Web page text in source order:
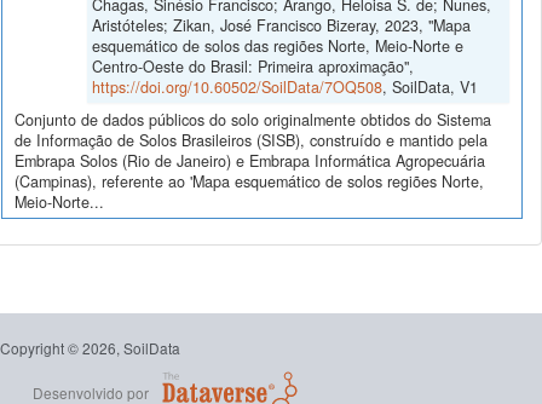
Chagas, Sinésio Francisco; Arango, Heloisa S. de; Nunes,
Aristóteles; Zikan, José Francisco Bizeray, 2023, "Mapa
esquemático de solos das regiões Norte, Meio-Norte e
Centro-Oeste do Brasil: Primeira aproximação",
https://doi.org/10.60502/SoilData/7OQ508, SoilData, V1
Conjunto de dados públicos do solo originalmente obtidos do Sistema
de Informação de Solos Brasileiros (SISB), construído e mantido pela
Embrapa Solos (Rio de Janeiro) e Embrapa Informática Agropecuária
(Campinas), referente ao 'Mapa esquemático de solos regiões Norte,
Meio-Norte...
Copyright © 2026, SoilData
Desenvolvido por